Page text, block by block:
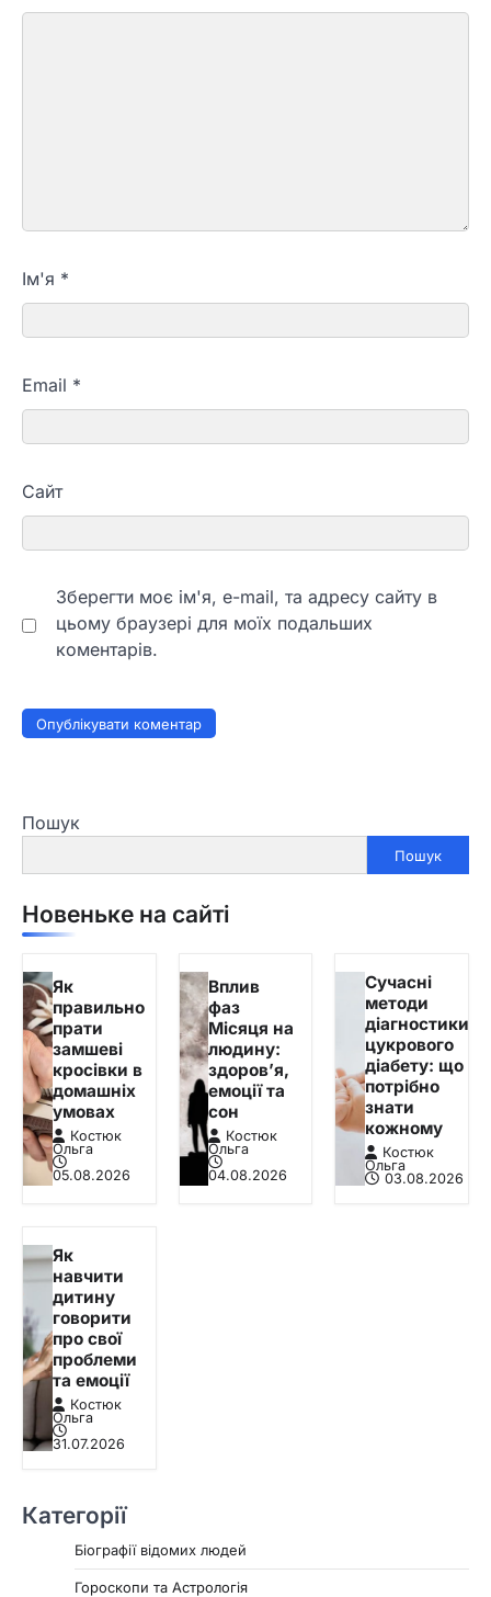
Ім'я *
Email *
Сайт
Зберегти моє ім'я, e-mail, та адресу сайту в
цьому браузері для моїх подальших
коментарів.
Пошук
Пошук
Новеньке на сайті
Як
правильно
прати
замшеві
кросівки в
домашніх
умовах
Костюк
Ольга
05.08.2026
Вплив
фаз
Місяця на
людину:
здоров’я,
емоції та
сон
Костюк
Ольга
04.08.2026
Сучасні
методи
діагностики
цукрового
діабету: що
потрібно
знати
кожному
Костюк
Ольга
03.08.2026
Як
навчити
дитину
говорити
про свої
проблеми
та емоції
Костюк
Ольга
31.07.2026
Категорії
Біографії відомих людей
Гороскопи та Астрологія